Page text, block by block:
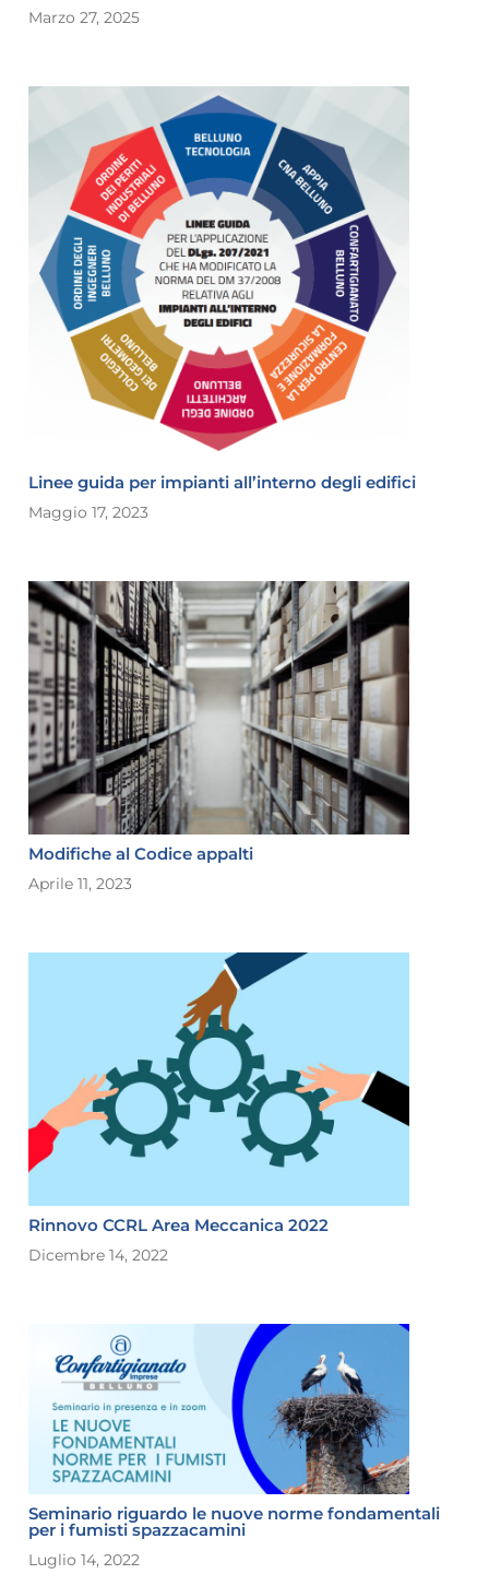
Marzo 27, 2025
Linee guida per impianti all’interno degli edifici
Maggio 17, 2023
Modifiche al Codice appalti
Aprile 11, 2023
Rinnovo CCRL Area Meccanica 2022
Dicembre 14, 2022
Seminario riguardo le nuove norme fondamentali
per i fumisti spazzacamini
Luglio 14, 2022